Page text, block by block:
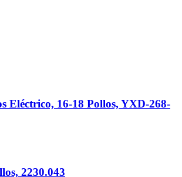
Eléctrico, 16-18 Pollos, YXD-268-
2230.043